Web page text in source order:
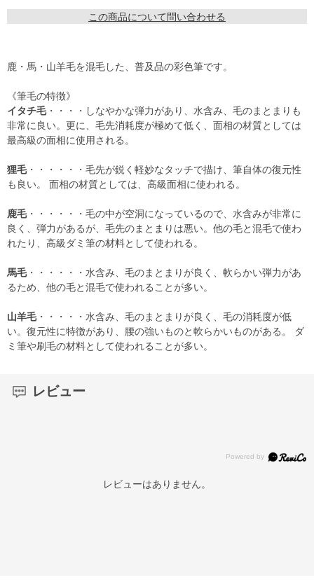
この商品について問い合わせる
鹿・馬・山羊毛を混毛した、普及品の彩色筆です。
《筆毛の特徴》
イタチ毛・・・・しなやかな弾力があり、水含み、毛のまとまりも
非常に良い。更に、毛先消耗度が極めて低く、面相の材質としては
最高級の面相に使用される。
狸毛・・・・・・毛先が鋭く軽妙なタッチで描け、筆自体の復元性
も良い。 面相の材質としては、高級面相に使われる。
鹿毛・・・・・・毛の中が空洞になっているので、水含みが非常に
良く、弾力があるが、毛先のまとまりは悪い。他の毛と混毛で使わ
れたり、高級ダミ筆の材料として使われる。
馬毛・・・・・・水含み、毛のまとまりが良く、軟らかい弾力があ
るため、他の毛と混毛で使われることが多い。
山羊毛・・・・・水含み、毛のまとまりが良く、毛の消耗度が低
い。復元性に特徴があり、腰の強いものと軟らかいものがある。 ダ
ミ筆や刷毛の材料として使われることが多い。
レビュー
レビューはありません。